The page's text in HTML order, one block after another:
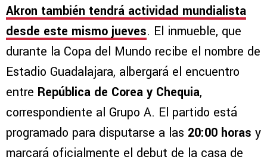
Akron también tendrá actividad mundialista
desde este mismo jueves. El inmueble, que
durante la Copa del Mundo recibe el nombre de
Estadio Guadalajara, albergará el encuentro
entre República de Corea y Chequia,
correspondiente al Grupo A. El partido está
programado para disputarse a las 20:00 horas y
marcará oficialmente el debut de la casa de